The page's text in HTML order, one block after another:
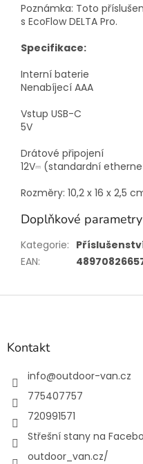
Poznámka: Toto
s EcoFlow DELTA Pro.
Specifikace:
Interní baterie
Nenabíjecí AAA
Vstup USB-C
5V
Drátové připojení
12V⎓ (standardní
Rozměry: 10,2 x 16 x 2,5
Doplňkové parametry
Kategorie:
EAN:
Z
Kontakt
info@outdoor-van.cz
775407757
720991571
Střešní stany na
outdoor_van.cz/